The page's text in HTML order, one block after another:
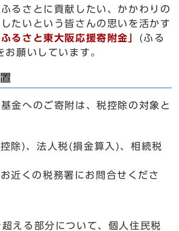
るさとに貢献したい、かかわりの
たいという皆さんの思いを活かす
ふるさと東大阪応援寄附金」 (ふる
願いしています。
金へのご寄附は、税控除の対象と
除)、法人税(損金算入)、相続税
近くの税務署にお問合せくださ
える部分について、個人住民税